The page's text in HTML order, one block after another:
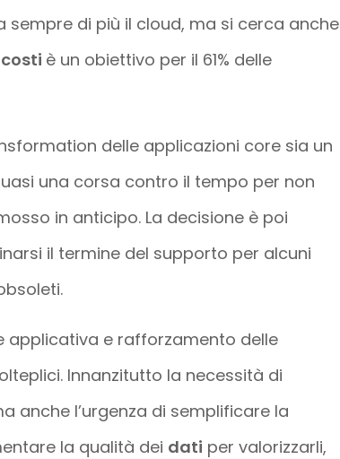
sempre di più il cloud, ma si cerca anche
è un obiettivo per il 61% delle
delle applicazioni core sia un
una corsa contro il tempo per non
in anticipo. La decisione è poi
il termine del supporto per alcuni
applicativa e rafforzamento delle
Innanzitutto la necessità di
anche l’urgenza di semplificare la
la qualità dei dati per valorizzarli,